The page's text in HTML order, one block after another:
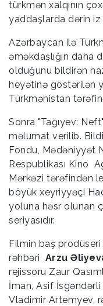
türkmən xalqının
yaddaşlarda dərin iz
Azərbaycan ilə
əməkdaşlığın daha
olduğunu bildirən
heyətinə göstərilən
Türkmənistan
Sonra "Tağıyev:
məlumat verilib.
Fondu, Mədəniyyət
Respublikası Kino
Mərkəzi tərəfindən
böyük xeyriyyəçi
yoluna həsr olunan
seriyasıdır.
Filmin baş prodüseri
rəhbəri Arzu
rejissoru Zaur
İman, Asif İsgəndərli
Vladimir Artemyev,